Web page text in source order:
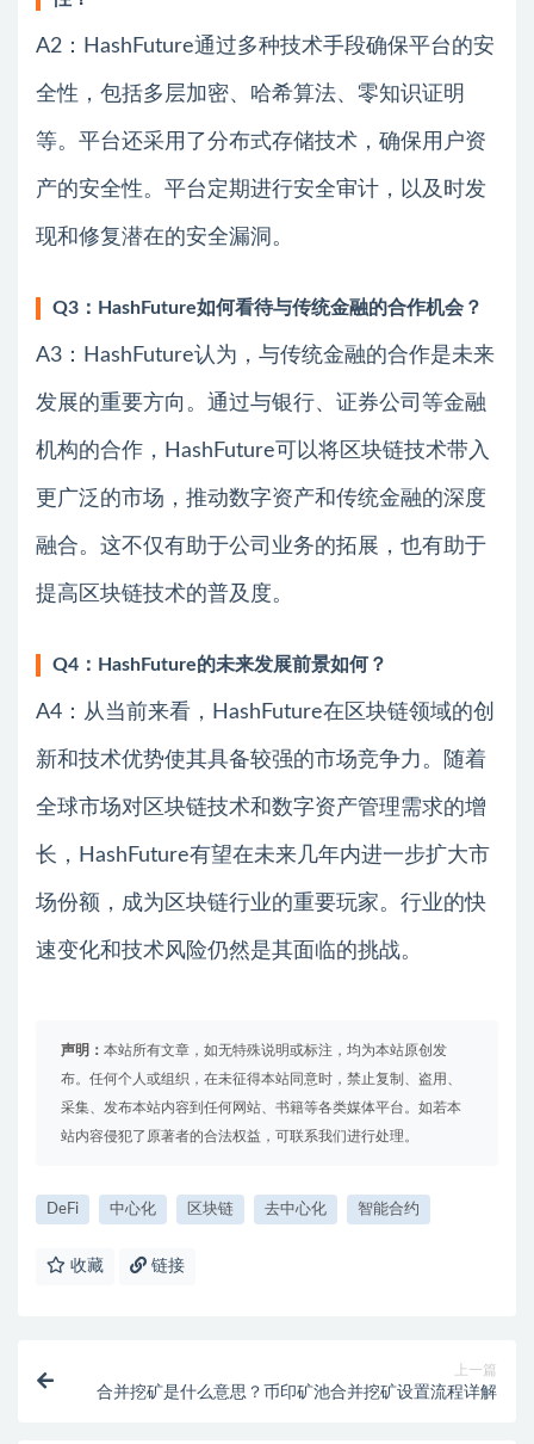
A2：HashFuture通过多种技术手段确保平台的安
全性，包括多层加密、哈希算法、零知识证明
等。平台还采用了分布式存储技术，确保用户资
产的安全性。平台定期进行安全审计，以及时发
现和修复潜在的安全漏洞。
Q3：HashFuture如何看待与传统金融的合作机会？
A3：HashFuture认为，与传统金融的合作是未来
发展的重要方向。通过与银行、证券公司等金融
机构的合作，HashFuture可以将区块链技术带入
更广泛的市场，推动数字资产和传统金融的深度
融合。这不仅有助于公司业务的拓展，也有助于
提高区块链技术的普及度。
Q4：HashFuture的未来发展前景如何？
A4：从当前来看，HashFuture在区块链领域的创
新和技术优势使其具备较强的市场竞争力。随着
全球市场对区块链技术和数字资产管理需求的增
长，HashFuture有望在未来几年内进一步扩大市
场份额，成为区块链行业的重要玩家。行业的快
速变化和技术风险仍然是其面临的挑战。
声明： 本站所有文章，如无特殊说明或标注，均为本站原创发
布。任何个人或组织，在未征得本站同意时，禁止复制、盗用、
采集、发布本站内容到任何网站、书籍等各类媒体平台。如若本
站内容侵犯了原著者的合法权益，可联系我们进行处理。
DeFi 中心化 区块链 去中心化 智能合约
收藏 链接
上一篇
合并挖矿是什么意思？币印矿池合并挖矿设置流程详解